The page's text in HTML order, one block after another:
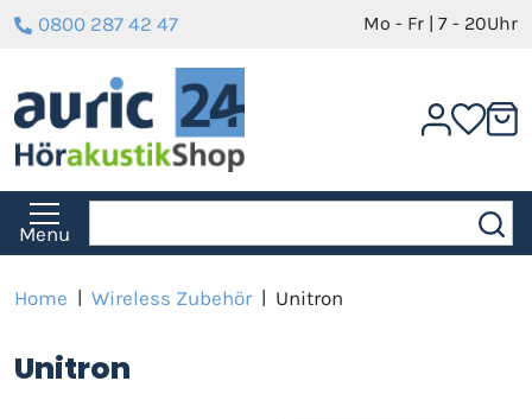
0800 287 42 47 Mo - Fr | 7 - 20Uhr
Menu
Home | Wireless Zubehör | Unitron
Unitron